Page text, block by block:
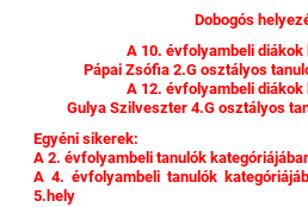
Dobogós
A 10. évfolyambeli diákok
Pápai Zsófia 2.G osztályos
A 12. évfolyambeli diákok
Gulya Szilveszter 4.G osztályos
Egyéni sikerek:
A 2. évfolyambeli tanulók
A 4. évfolyambeli tanulók
5.hely